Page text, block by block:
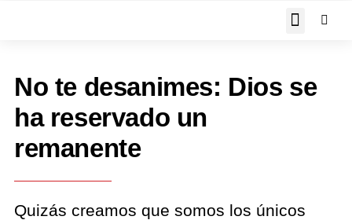
No te desanimes: Dios se
ha reservado un
remanente
Quizás creamos que somos los únicos